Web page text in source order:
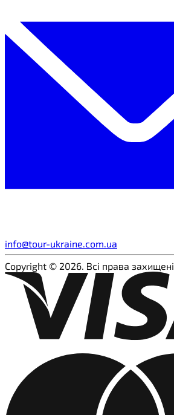
info@tour-ukraine.com.ua
Copyright © 2026. Всі права захищені